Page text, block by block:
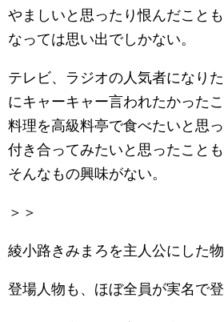
やましいと思ったり恨んだこと
なっては思い出でしかない。
テレビ、ラジオの人気者になり
にキャーキャー言われたかった
料理を高級料亭で食べたいと思
付き合ってみたいと思ったこと
そんなもの興味がない。
＞＞
綾小路きみまろを主人公にした物
登場人物も、ほぼ全員が実名で登